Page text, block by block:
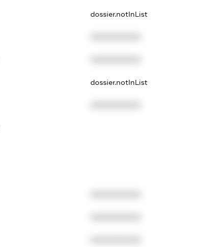
dossier.notInList
dossier.notInList